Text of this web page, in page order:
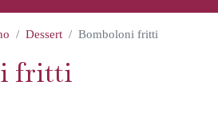
Dessert Bomboloni fritti
fritti